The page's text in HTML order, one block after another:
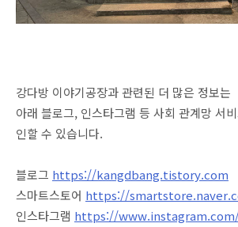
강다방 이야기공장과 관련된 더 많은 정보는
아래 블로그, 인스타그램 등 사회 관계망 서
인할 수 있습니다.​
블로그 https://kangdbang.tistory.com
스마트스토어 https://
인스타그램 https://